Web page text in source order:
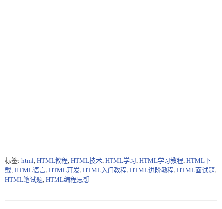
标签: html,HTML教程,HTML技术,HTML学习,HTML学习教程,HTML下
载,HTML语言,HTML开发,HTML入门教程,HTML进阶教程,HTML面试题,
HTML笔试题,HTML编程思想